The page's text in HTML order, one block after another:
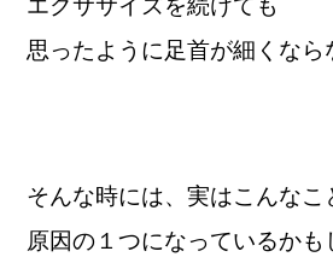
エクササイズを続けても
思ったように足首が細くなら
そんな時には、実はこんなこ
原因の１つになっているかも